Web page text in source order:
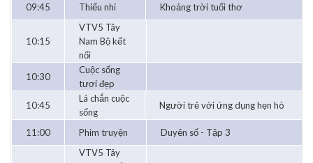
09:45 Thiếu nhi Khoảng trời tuổi thơ
10:15
VTV5 Tây
Nam Bộ kết
nối
10:30
Cuộc sống
tươi đẹp
10:45
Lá chắn cuộc
sống
Người trẻ với ứng dụng hẹn hò
11:00 Phim truyện Duyên số - Tập 3
VTV5 Tây